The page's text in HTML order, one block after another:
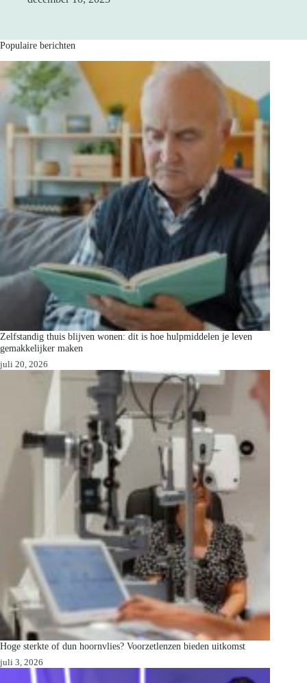
Populaire berichten
Zelfstandig thuis blijven wonen: dit is hoe hulpmiddelen je leven
gemakkelijker maken
juli 20, 2026
Hoge sterkte of dun hoornvlies? Voorzetlenzen bieden uitkomst
juli 3, 2026